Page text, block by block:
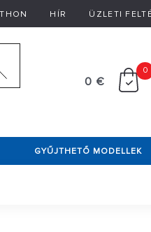
HÍR ÜZLETI
0 €
0
GYŰJTHETŐ MODELLEK